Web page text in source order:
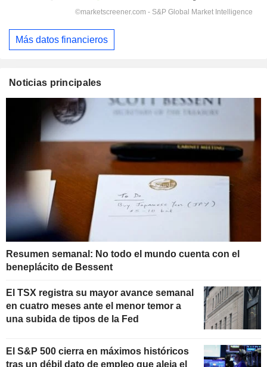
Más datos financieros
Noticias principales
Resumen semanal: No todo el mundo cuenta con el
beneplácito de Bessent
El TSX registra su mayor avance semanal
en cuatro meses ante el menor temor a
una subida de tipos de la Fed
El S&P 500 cierra en máximos históricos
tras un débil dato de empleo que aleja el